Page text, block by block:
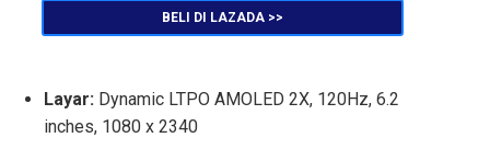
BELI DI LAZADA >>
Layar: Dynamic LTPO AMOLED 2X, 120Hz, 6.2
inches, 1080 x 2340